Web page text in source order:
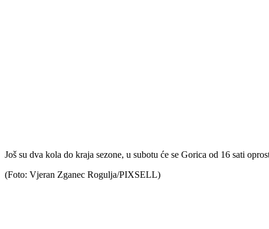
Još su dva kola do kraja sezone, u subotu će se Gorica od 16 sati
(Foto: Vjeran Zganec Rogulja/PIXSELL)